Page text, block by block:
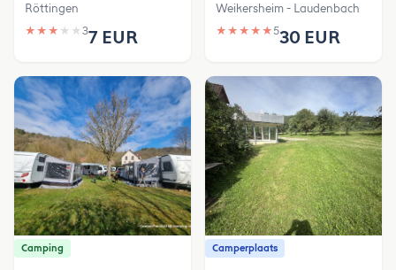
Röttingen
★ ★ ★ ★ ★ 37 EUR
Weikersheim - Laudenbach
★ ★ ★ ★ ★530 EUR
Camping Camperplaats